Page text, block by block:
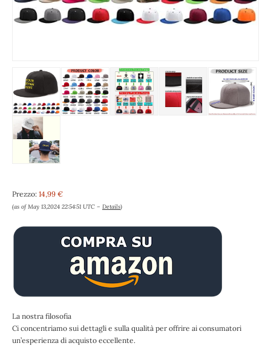
Prezzo: 14,99 €
(as of May 13,2024 22:54:51 UTC – Details)
La nostra filosofia
Ci concentriamo sui dettagli e sulla qualità per offrire ai consumatori
un’esperienza di acquisto eccellente.